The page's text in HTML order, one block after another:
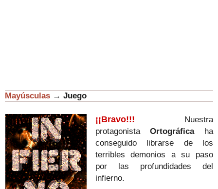
Mayúsculas → Juego
¡¡Bravo!!!
Nuestra
protagonistaOrtográfica ha
conseguido librarse de los
terribles demonios a su paso
por las profundidades del
infierno.